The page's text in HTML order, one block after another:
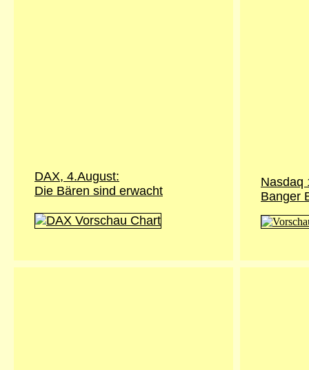
DAX, 4.August:
Die Bären sind erwacht
Nasdaq
Banger